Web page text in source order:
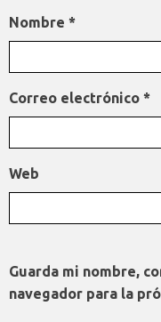
Nombre *
Correo electrónico *
Web
Guarda mi nombre,
navegador para la